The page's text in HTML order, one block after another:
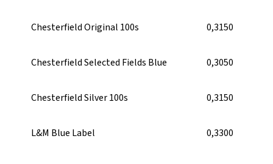
Chesterfield Original 100s 0,3150
Chesterfield Selected Fields Blue 0,3050
Chesterfield Silver 100s 0,3150
L&M Blue Label 0,3300